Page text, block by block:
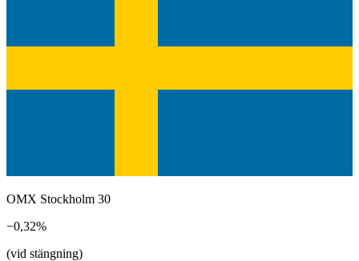
OMX Stockholm 30
−0,32%
(vid stängning)